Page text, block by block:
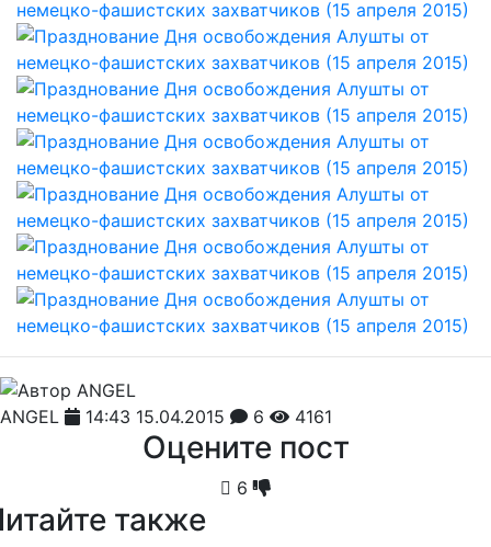
ANGEL 14:43 15.04.2015 6 4161
Оцените пост
6
также